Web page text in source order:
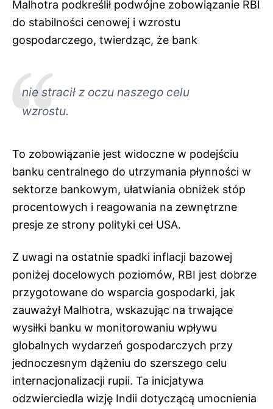
Malhotra podkreślił podwójne zobowiązanie RBI
do stabilności cenowej i wzrostu
gospodarczego, twierdząc, że bank
nie stracił z oczu naszego celu
wzrostu.
To zobowiązanie jest widoczne w podejściu
banku centralnego do utrzymania płynności w
sektorze bankowym, ułatwiania obniżek stóp
procentowych i reagowania na zewnętrzne
presje ze strony polityki ceł USA.
Z uwagi na ostatnie spadki inflacji bazowej
poniżej docelowych poziomów, RBI jest dobrze
przygotowane do wsparcia gospodarki, jak
zauważył Malhotra, wskazując na trwające
wysiłki banku w monitorowaniu wpływu
globalnych wydarzeń gospodarczych przy
jednoczesnym dążeniu do szerszego celu
internacjonalizacji rupii. Ta inicjatywa
odzwierciedla wizję Indii dotyczącą umocnienia